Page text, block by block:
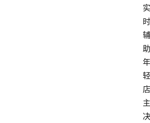
实
时
辅
助
年
轻
店
主
决